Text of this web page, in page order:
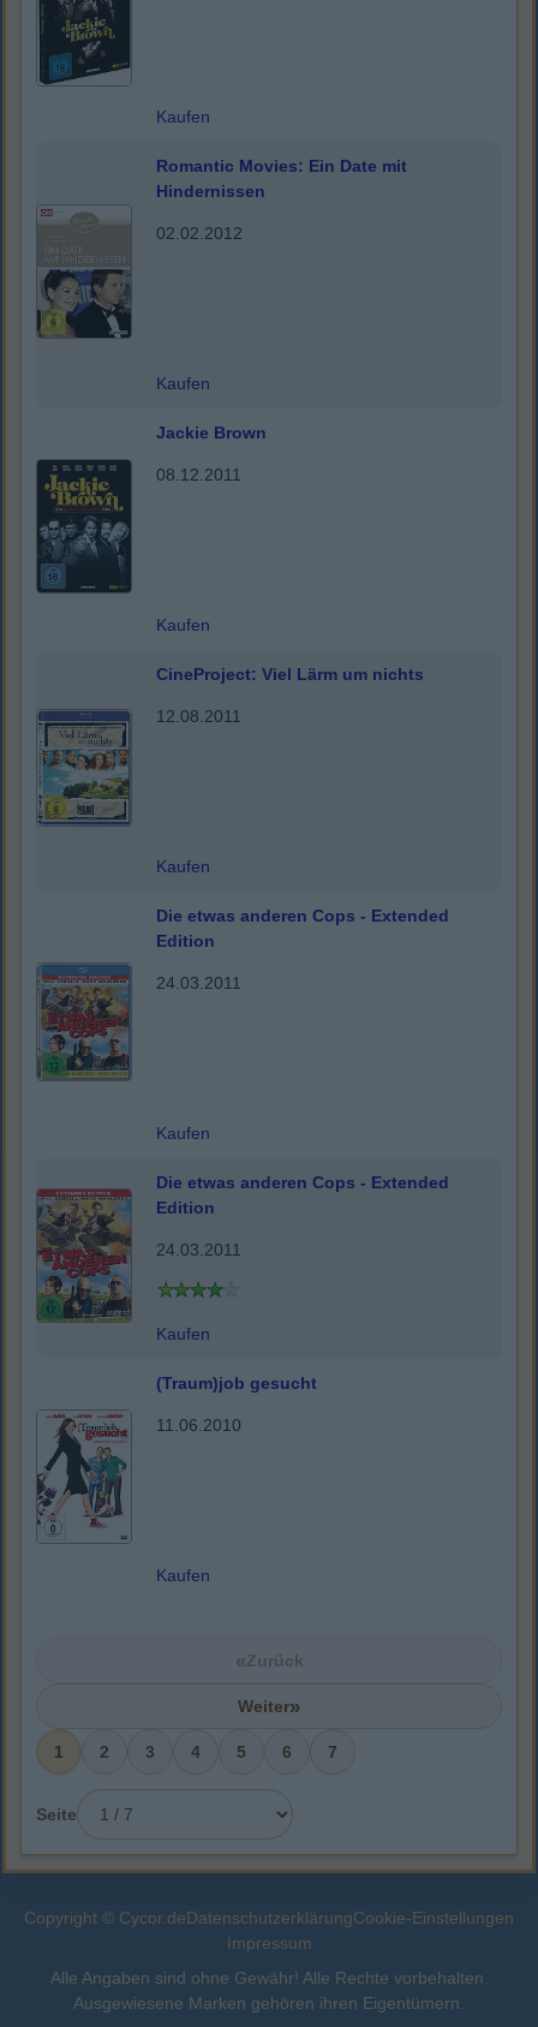
Kaufen
Romantic Movies: Ein Date mit
Hindernissen
02.02.2012
Kaufen
Jackie Brown
08.12.2011
Kaufen
CineProject: Viel Lärm um nichts
12.08.2011
Kaufen
Die etwas anderen Cops - Extended
Edition
24.03.2011
Kaufen
Die etwas anderen Cops - Extended
Edition
24.03.2011
Kaufen
(Traum)job gesucht
11.06.2010
Kaufen
«Zurück
1 2 3 4 5 6 7
Weiter»
Seite
Copyright © Cycor.deDatenschutzerklärungCookie-Einstellungen
Impressum
Alle Angaben sind ohne Gewähr! Alle Rechte vorbehalten.
Ausgewiesene Marken gehören ihren Eigentümern.